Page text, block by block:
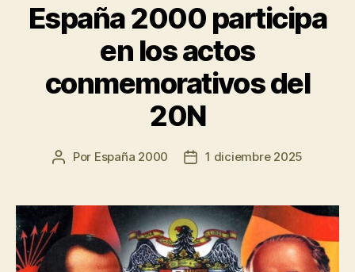
España 2000 participa
en los actos
conmemorativos del
20N
Por España 2000 1 diciembre 2025